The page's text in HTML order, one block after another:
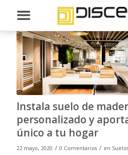
Instala suelo de
personalizado y
único a tu hogar
22 mayo, 2020 / 0 Comentarios / en